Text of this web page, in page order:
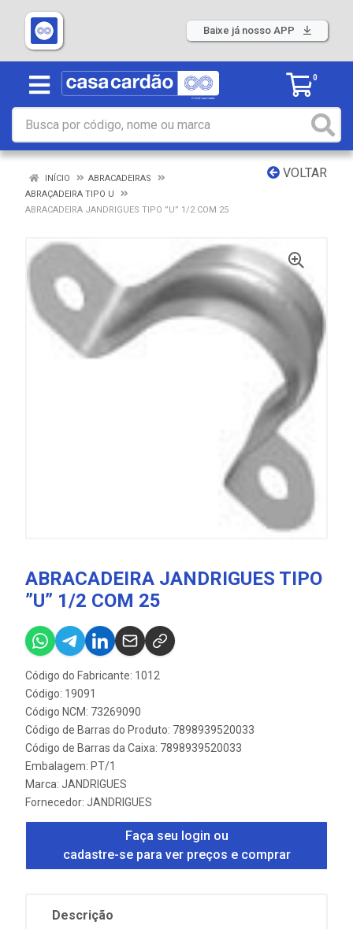
Baixe já nosso APP
0
VOLTAR
INÍCIO
ABRACADEIRAS
ABRAÇADEIRA TIPO U
ABRACADEIRA JANDRIGUES TIPO ”U” 1/2 COM 25
ABRACADEIRA JANDRIGUES TIPO
”U” 1/2 COM 25
Código do Fabricante: 1012
Código: 19091
Código NCM: 73269090
Código de Barras do Produto: 7898939520033
Código de Barras da Caixa: 7898939520033
Embalagem: PT/1
Marca: JANDRIGUES
Fornecedor: JANDRIGUES
Faça seu login ou
cadastre-se para ver preços e comprar
Descrição